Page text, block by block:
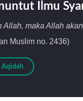
Ilmu
maka Allah
Muslim no. 2436)
Aqidah